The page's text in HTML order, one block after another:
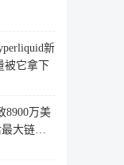
新
被它拿下
8900万美
大链上